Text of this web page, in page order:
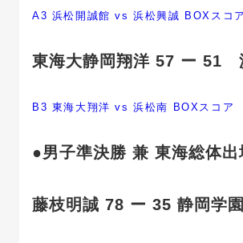
A3 浜松開誠館 vs 浜松興誠 BOXスコア
東海大静岡翔洋 57 ー 51
B3 東海大翔洋 vs 浜松南 BOXスコア
●男子準決勝 兼 東海総体
藤枝明誠 78 ー 35 静岡学園